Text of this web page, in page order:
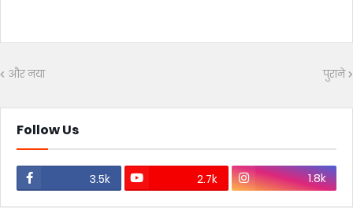
और नया पुराने
Follow Us
3.5k 2.7k 1.8k